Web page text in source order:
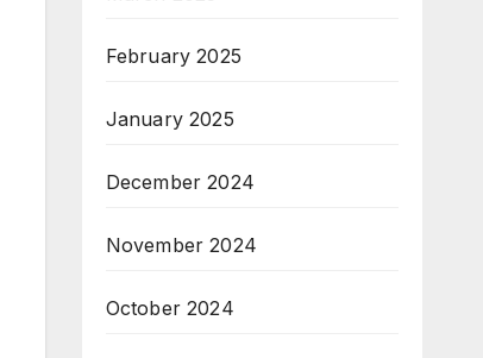
February 2025
January 2025
December 2024
November 2024
October 2024